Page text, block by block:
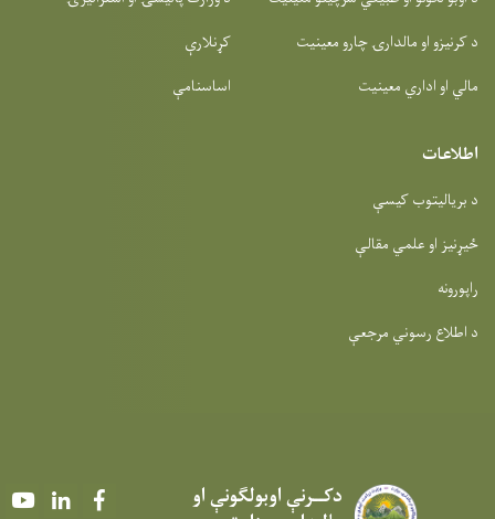
د کرنیزو او مالدارۍ چارو معینیت
مالي او اداري معینیت
کړنلارې
اساسنامې
اطلاعات
د بریالیتوب کیسې
ځیړنیز او علمي مقالې
راپورونه
د اطلاع رسوني مرجعې
دکــرنې اوبولګونې او YoutubeLinkedIn